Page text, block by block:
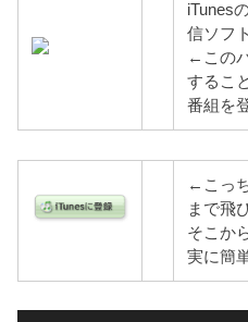
iTunes
信ソフ
←この
するこ
番組を
←こっ
まで飛
そこか
実に簡